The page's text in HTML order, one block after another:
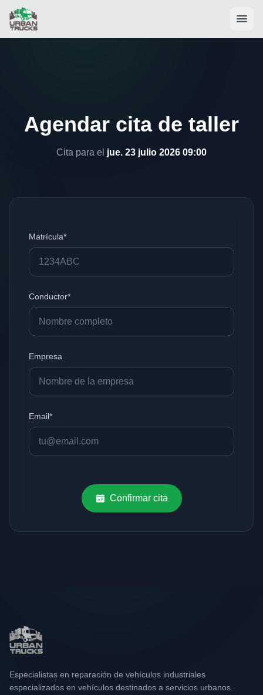
Agendar cita de taller
Cita para el jue. 23 julio 2026 09:00
Matrícula*
Conductor*
Empresa
Email*
Confirmar cita
Especialistas en reparación de vehículos industriales
especializados en vehículos destinados a servicios urbanos.